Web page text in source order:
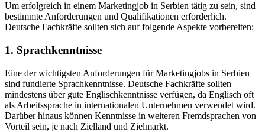
Um erfolgreich in einem Marketingjob in Serbien tätig zu sein, sind
bestimmte Anforderungen und Qualifikationen erforderlich.
Deutsche Fachkräfte sollten sich auf folgende Aspekte vorbereiten:
1. Sprachkenntnisse
Eine der wichtigsten Anforderungen für Marketingjobs in Serbien
sind fundierte Sprachkenntnisse. Deutsche Fachkräfte sollten
mindestens über gute Englischkenntnisse verfügen, da Englisch oft
als Arbeitssprache in internationalen Unternehmen verwendet wird.
Darüber hinaus können Kenntnisse in weiteren Fremdsprachen von
Vorteil sein, je nach Zielland und Zielmarkt.